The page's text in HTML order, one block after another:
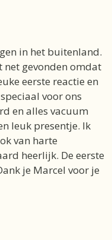
in het buitenland.
net gevonden omdat
eerste reactie en
voor ons
en alles vacuum
leuk presentje. Ik
van harte
heerlijk. De eerste
je Marcel voor je